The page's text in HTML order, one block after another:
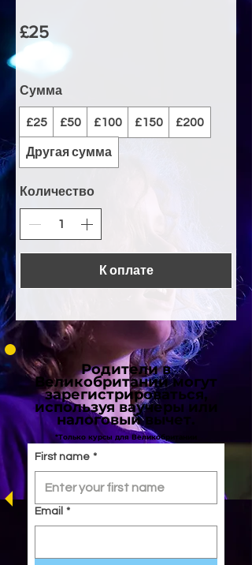
£25
Сумма
£25 £50 £100 £150 £200
Другая сумма
Количество
К оплате
Родители в
Великобритании могут
зарегистрироваться,
используя ваучеры или
налоговый вычет.
*Только курсы для Великобритании
First name *
Email *